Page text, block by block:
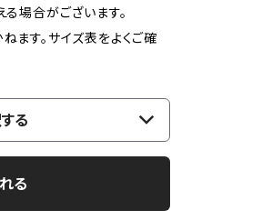
場合がございます。
ます。サイズ表をよくご確
る
る